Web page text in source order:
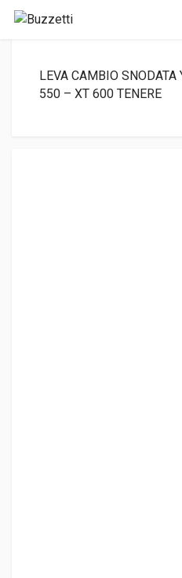
LEVA CAMBIO
550 – XT 600 TENERE